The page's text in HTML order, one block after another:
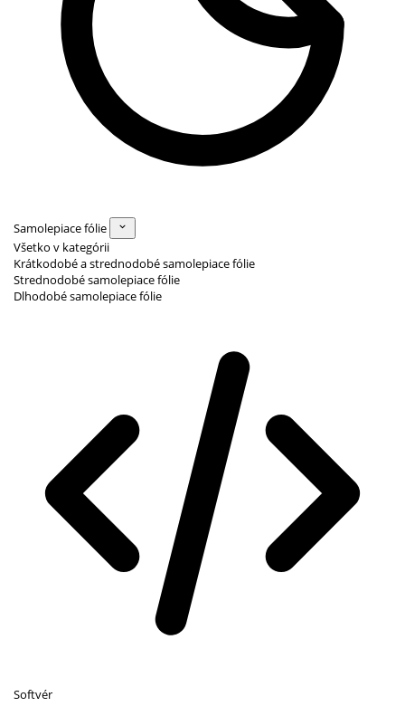
Samolepiace fólie
Všetko v kategórii
Krátkodobé a strednodobé samolepiace fólie
Strednodobé samolepiace fólie
Dlhodobé samolepiace fólie
Softvér